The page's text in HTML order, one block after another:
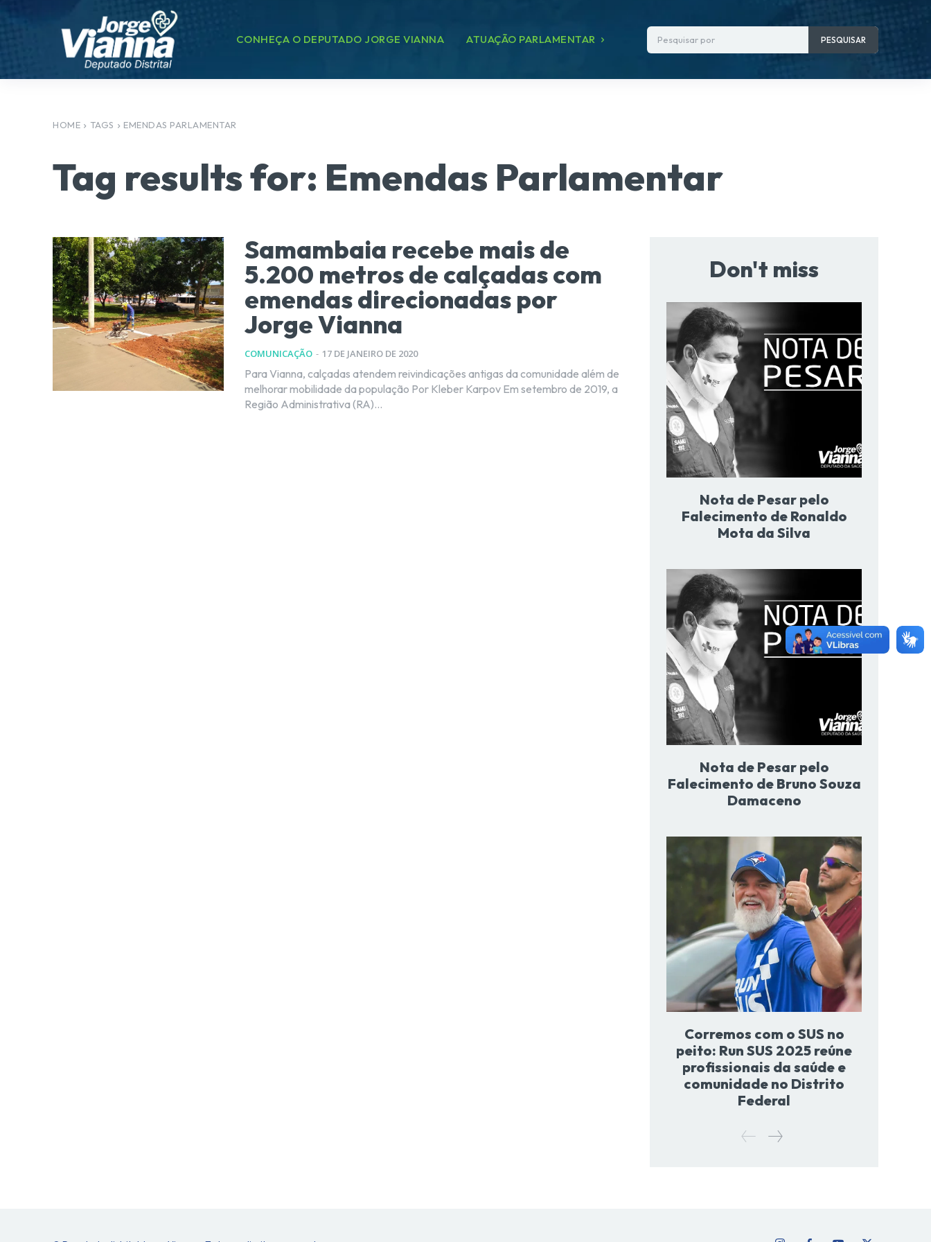
CONHEÇA O DEPUTADO JORGE VIANNA ATUAÇÃO PARLAMENTAR Pesquisar por PESQUISAR
HOME TAGS EMENDAS PARLAMENTAR
Tag results for: Emendas Parlamentar
Samambaia recebe mais de
5.200 metros de calçadas com
emendas direcionadas por
Jorge Vianna
COMUNICAÇÃO - 17 DE JANEIRO DE 2020
Para Vianna, calçadas atendem reivindicações antigas da comunidade além de
melhorar mobilidade da população Por Kleber Karpov Em setembro de 2019, a
Região Administrativa (RA)...
Don't miss
Nota de Pesar pelo
Falecimento de Ronaldo
Mota da Silva
Nota de Pesar pelo
Falecimento de Bruno Souza
Damaceno
Corremos com o SUS no
peito: Run SUS 2025 reúne
profissionais da saúde e
comunidade no Distrito
Federal